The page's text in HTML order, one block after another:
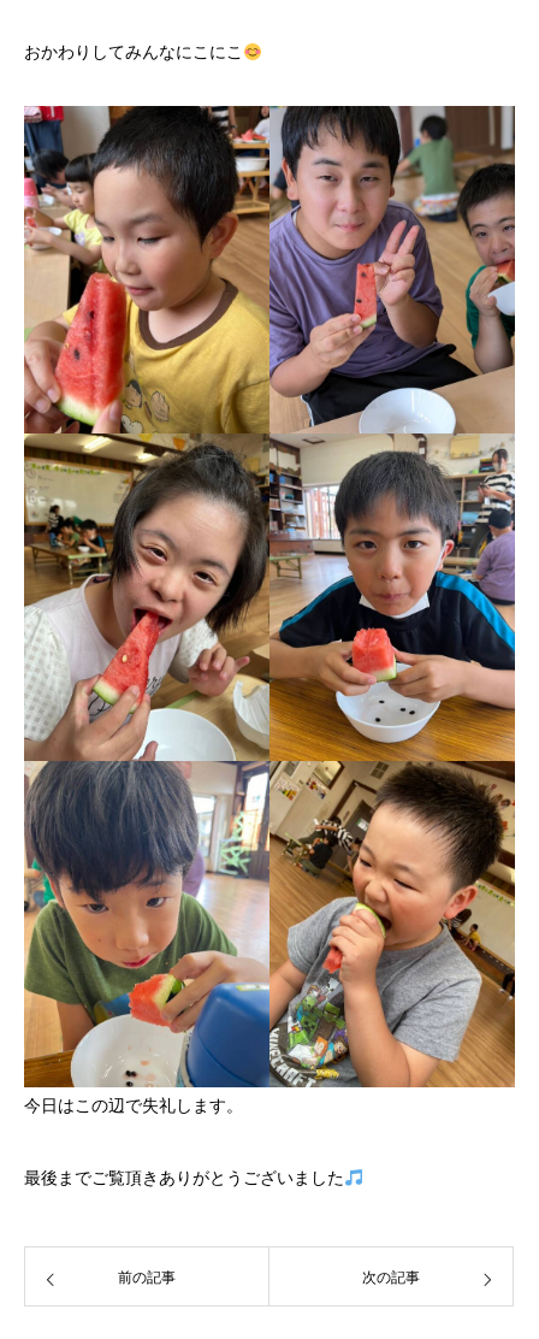
おかわりしてみんなにこにこ
今日はこの辺で失礼します。
最後までご覧頂きありがとうございました
前の記事 次の記事